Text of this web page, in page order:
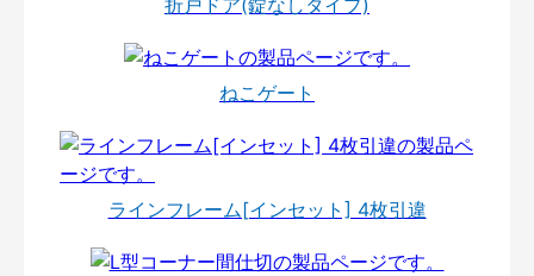
ねこゲート
ラインフレーム[インセット] 4枚引違